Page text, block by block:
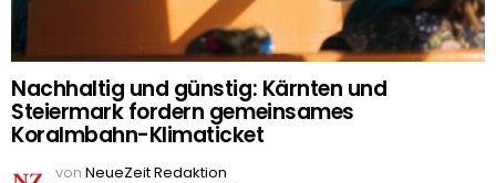
Nachhaltig und günstig: Kärnten und
Steiermark fordern gemeinsames
Koralmbahn-Klimaticket
von NeueZeit Redaktion